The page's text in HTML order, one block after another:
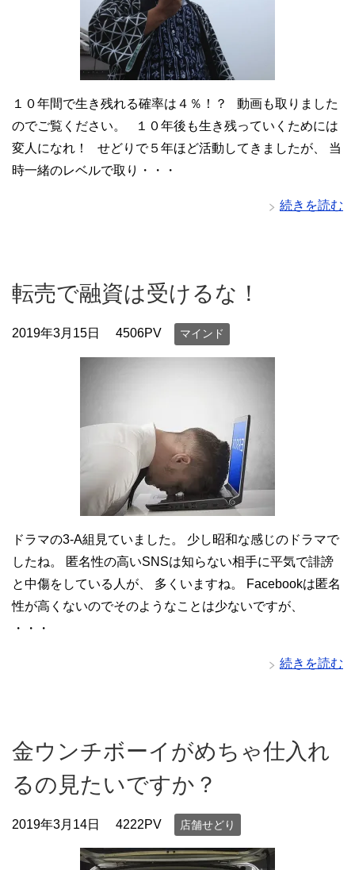
１０年間で生き残れる確率は４％！？ 動画も取りました
のでご覧ください。 １０年後も生き残っていくためには
変人になれ！ せどりで５年ほど活動してきましたが、 当
時一緒のレベルで取り・・・
続きを読む
転売で融資は受けるな！
2019年3月15日 4506PV マインド
ドラマの3-A組見ていました。 少し昭和な感じのドラマで
したね。 匿名性の高いSNSは知らない相手に平気で誹謗
と中傷をしている人が、 多くいますね。 Facebookは匿名
性が高くないのでそのようなことは少ないですが、
・・・
続きを読む
金ウンチボーイがめちゃ仕入れ
るの見たいですか？
2019年3月14日 4222PV 店舗せどり